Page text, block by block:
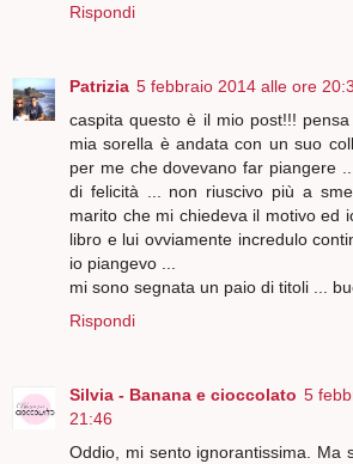
Rispondi
Patrizia 5 febbraio 2014 alle ore
caspita questo è il mio post!!!
mia sorella è andata con un suo
per me che dovevano far piangere
di felicità ... non riuscivo più a
marito che mi chiedeva il motivo ed
libro e lui ovviamente incredulo
io piangevo ...
mi sono segnata un paio di titoli ...
Rispondi
Silvia - Banana e cioccolato 5
21:46
Oddio, mi sento ignorantissima. Ma